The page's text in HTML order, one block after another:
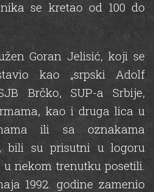
se kretao od 100 do
Goran Jelisić, koji se
kao „srpski Adolf
Brčko, SUP-a Srbije,
kao i druga lica u
ili sa oznakama
bili su prisutni u logoru
nekom trenutku posetili.
1992. godine zamenio